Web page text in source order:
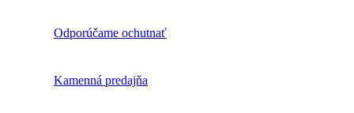
Odporúčame ochutnať
Kamenná predajňa